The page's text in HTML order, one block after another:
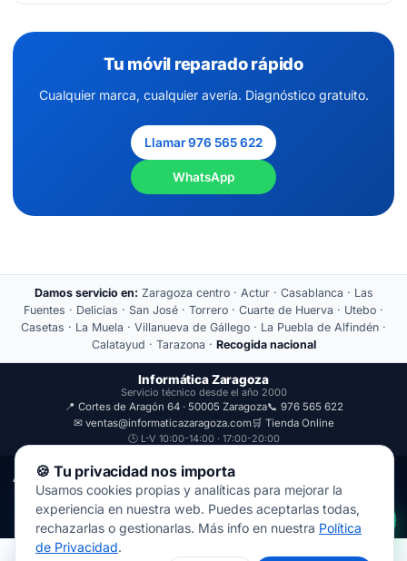
Tu móvil reparado rápido
Cualquier marca, cualquier avería. Diagnóstico gratuito.
Llamar 976 565 622
WhatsApp
Damos servicio en: Zaragoza centro · Actur · Casablanca · Las
Fuentes · Delicias · San José · Torrero · Cuarte de Huerva · Utebo ·
Casetas · La Muela · Villanueva de Gállego · La Puebla de Alfindén ·
Calatayud · Tarazona · Recogida nacional
Informática Zaragoza
Servicio técnico desde el año 2000
📍 Cortes de Aragón 64 · 50005 Zaragoza📞 976 565 622
✉ ventas@informaticazaragoza.com🛒 Tienda Online
🕒 L-V 10:00-14:00 · 17:00-20:00
Aviso Legal
Política de Privacidad
© 2000-2026 · Javal Informática S.L. · Tienda Informática Zaragoza
· Reparación de Ordenadores, Portátiles y Móviles.
🍪 Tu privacidad nos importa
Usamos cookies propias y analíticas para mejorar la
experiencia en nuestra web. Puedes aceptarlas todas,
rechazarlas o gestionarlas. Más info en nuestra Política
de Privacidad.